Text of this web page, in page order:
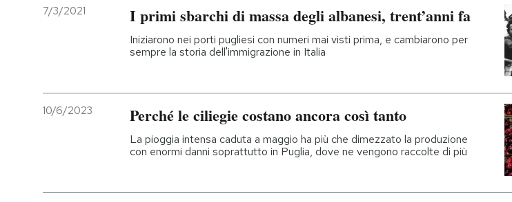
7/3/2021 I primi sbarchi di massa degli albanesi, trent’anni fa
Iniziarono nei porti pugliesi con numeri mai visti prima, e cambiarono per
sempre la storia dell'immigrazione in Italia
10/6/2023 Perché le ciliegie costano ancora così tanto
La pioggia intensa caduta a maggio ha più che dimezzato la produzione
con enormi danni soprattutto in Puglia, dove ne vengono raccolte di più